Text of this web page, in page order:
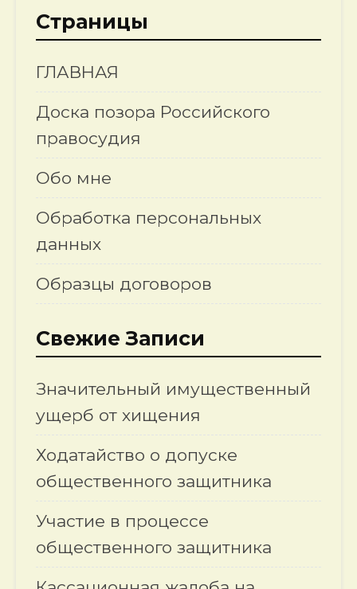
Страницы
ГЛАВНАЯ
Доска позора Российского
правосудия
Обо мне
Обработка персональных
данных
Образцы договоров
Свежие Записи
Значительный имущественный
ущерб от хищения
Ходатайство о допуске
общественного защитника
Участие в процессе
общественного защитника